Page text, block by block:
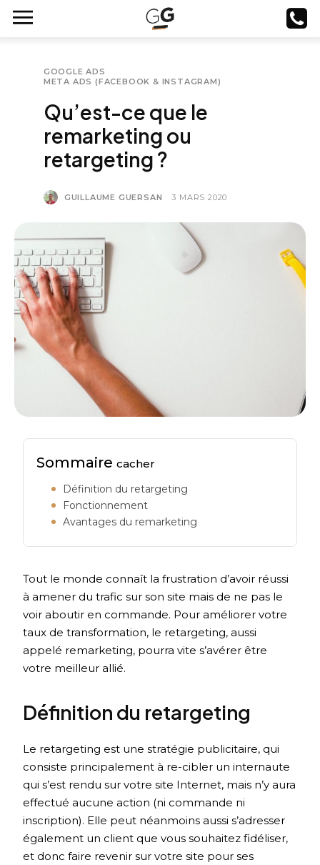
GOOGLE ADS
META ADS (FACEBOOK & INSTAGRAM)
Qu’est-ce que le
remarketing ou
retargeting ?
GUILLAUME GUERSAN 3 MARS 2020
Sommairecacher
Définition du retargeting
Fonctionnement
Avantages du remarketing
Tout le monde connaît la frustration d’avoir réussi
à amener du trafic sur son site mais de ne pas le
voir aboutir en commande. Pour améliorer votre
taux de transformation, le retargeting, aussi
appelé remarketing, pourra vite s’avérer être
votre meilleur allié.
Définition du retargeting
Le retargeting est une stratégie publicitaire, qui
consiste principalement à re-cibler un internaute
qui s’est rendu sur votre site Internet, mais n’y aura
effectué aucune action (ni commande ni
inscription). Elle peut néanmoins aussi s’adresser
également un client que vous souhaitez fidéliser,
et donc faire revenir sur votre site pour ses